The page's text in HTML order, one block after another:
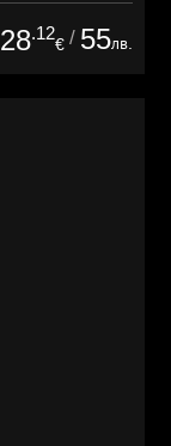
28.12
€ / 55лв.